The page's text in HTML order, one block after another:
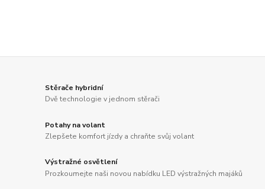
Stěrače hybridní
Dvě technologie v jednom stěrači
Potahy na volant
Zlepšete komfort jízdy a chraňte svůj volant
Výstražné osvětlení
Prozkoumejte naši novou nabídku LED výstražných majáků